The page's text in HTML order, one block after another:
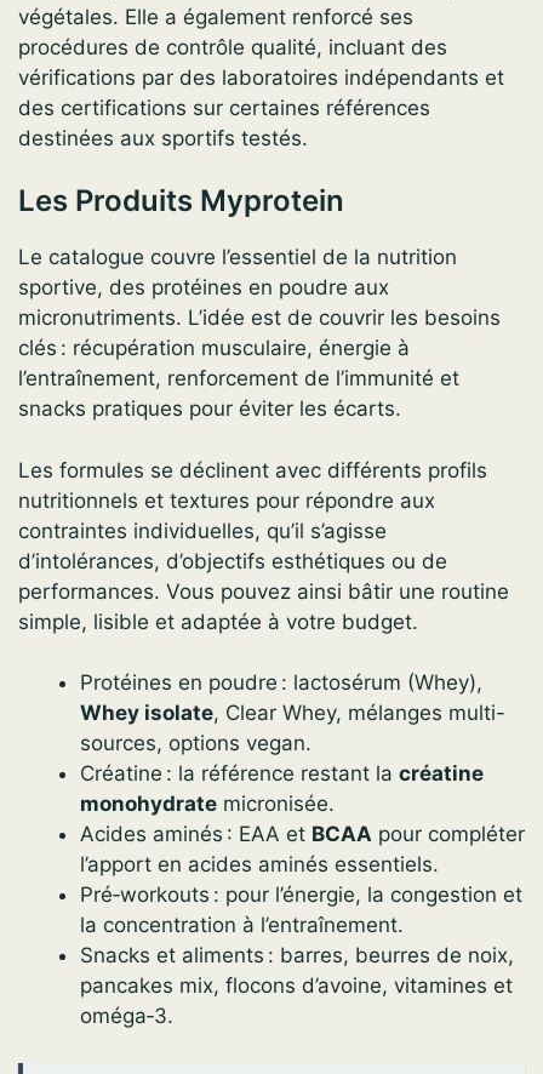
végétales. Elle a également renforcé ses
procédures de contrôle qualité, incluant des
vérifications par des laboratoires indépendants et
des certifications sur certaines références
destinées aux sportifs testés.
Les Produits Myprotein
Le catalogue couvre l’essentiel de la nutrition
sportive, des protéines en poudre aux
micronutriments. L’idée est de couvrir les besoins
clés : récupération musculaire, énergie à
l’entraînement, renforcement de l’immunité et
snacks pratiques pour éviter les écarts.
Les formules se déclinent avec différents profils
nutritionnels et textures pour répondre aux
contraintes individuelles, qu’il s’agisse
d’intolérances, d’objectifs esthétiques ou de
performances. Vous pouvez ainsi bâtir une routine
simple, lisible et adaptée à votre budget.
Protéines en poudre : lactosérum (Whey),
Whey isolate, Clear Whey, mélanges multi-
sources, options vegan.
Créatine : la référence restant la créatine
monohydrate micronisée.
Acides aminés : EAA et BCAA pour compléter
l’apport en acides aminés essentiels.
Pré‑workouts : pour l’énergie, la congestion et
la concentration à l’entraînement.
Snacks et aliments : barres, beurres de noix,
pancakes mix, flocons d’avoine, vitamines et
oméga‑3.